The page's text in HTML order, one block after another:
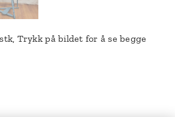
Trykk på bildet for å se begge